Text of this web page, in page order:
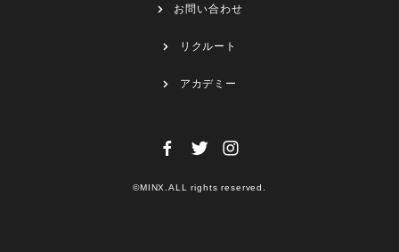
お問い合わせ
リクルート
アカデミー
©MINX.ALL rights reserved.